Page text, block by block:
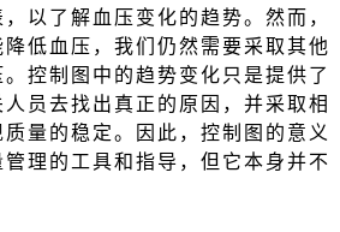
以了解血压变化的趋势。然而，
低血压，我们仍然需要采取其他
控制图中的趋势变化只是提供了
员去找出真正的原因，并采取相
量的稳定。因此，控制图的意义
理的工具和指导，但它本身并不